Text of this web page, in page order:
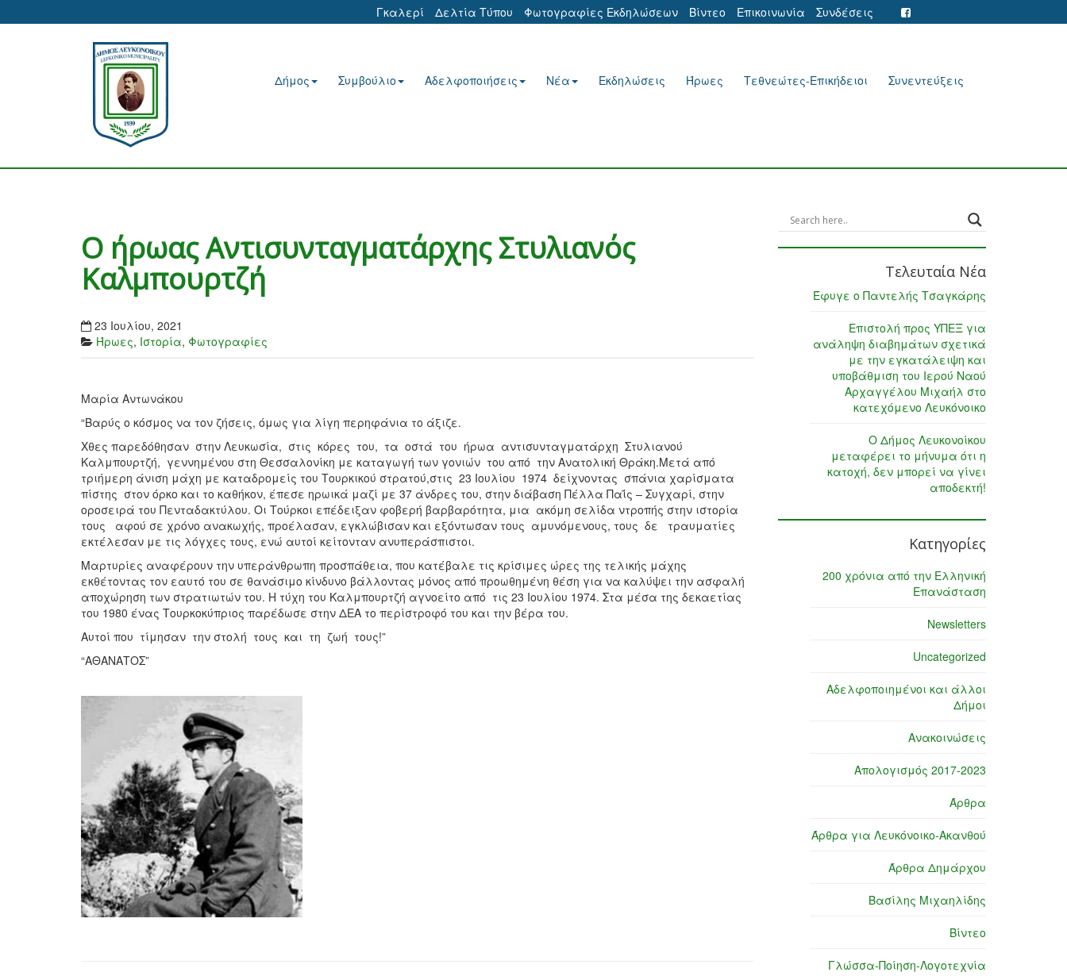
Γκαλερί Δελτία Τύπου Φωτογραφίες Εκδηλώσεων Βίντεο Επικοινωνία Συνδέσεις
Δήμος Συμβούλιο Αδελφοποιήσεις Νέα Εκδηλώσεις Ήρωες Τεθνεώτες-Επικήδειοι Συνεντεύξεις
Ο ήρωας Αντισυνταγματάρχης Στυλιανός
Καλμπουρτζή
23 Ιουλίου, 2021
Ήρωες, Ιστορία, Φωτογραφίες
Μαρία Αντωνάκου
“Βαρύς ο κόσμος να τον ζήσεις, όμως για λίγη περηφάνια το άξιζε.
Χθες παρεδόθησαν στην Λευκωσία, στις κόρες του, τα οστά του ήρωα αντισυνταγματάρχη Στυλιανού
Καλμπουρτζή, γεννημένου στη Θεσσαλονίκη με καταγωγή των γονιών του από την Ανατολική Θράκη.Μετά από
τριήμερη άνιση μάχη με καταδρομείς του Τουρκικού στρατού,στις 23 Ιουλίου 1974 δείχνοντας σπάνια χαρίσματα
πίστης στον όρκο και το καθήκον, έπεσε ηρωικά μαζί με 37 άνδρες του, στην διάβαση Πέλλα Παΐς – Συγχαρί, στην
οροσειρά του Πενταδακτύλου. Οι Τούρκοι επέδειξαν φοβερή βαρβαρότητα, μια ακόμη σελίδα ντροπής στην ιστορία
τους αφού σε χρόνο ανακωχής, προέλασαν, εγκλώβισαν και εξόντωσαν τους αμυνόμενους, τους δε τραυματίες
εκτέλεσαν με τις λόγχες τους, ενώ αυτοί κείτονταν ανυπεράσπιστοι.
Μαρτυρίες αναφέρουν την υπεράνθρωπη προσπάθεια, που κατέβαλε τις κρίσιμες ώρες της τελικής μάχης
εκθέτοντας τον εαυτό του σε θανάσιμο κίνδυνο βάλλοντας μόνος από προωθημένη θέση για να καλύψει την ασφαλή
αποχώρηση των στρατιωτών του. Η τύχη του Καλμπουρτζή αγνοείτο από τις 23 Ιουλίου 1974. Στα μέσα της δεκαετίας
του 1980 ένας Τουρκοκύπριος παρέδωσε στην ΔΕΑ το περίστροφό του και την βέρα του.
Αυτοί που τίμησαν την στολή τους και τη ζωή τους!”
“ΑΘΑΝΑΤΟΣ”
Τελευταία Νέα
Έφυγε ο Παντελής Τσαγκάρης
Επιστολή προς ΥΠΕΞ για
ανάληψη διαβημάτων σχετικά
με την εγκατάλειψη και
υποβάθμιση του Ιερού Ναού
Αρχαγγέλου Μιχαήλ στο
κατεχόμενο Λευκόνοικο
Ο Δήμος Λευκονοίκου
μεταφέρει το μήνυμα ότι η
κατοχή, δεν μπορεί να γίνει
αποδεκτή!
Κατηγορίες
200 χρόνια από την Ελληνική
Επανάσταση
Newsletters
Uncategorized
Αδελφοποιημένοι και άλλοι
Δήμοι
Ανακοινώσεις
Απολογισμός 2017-2023
Άρθρα
Άρθρα για Λευκόνοικο-Ακανθού
Άρθρα Δημάρχου
Βασίλης Μιχαηλίδης
Βίντεο
Γλώσσα-Ποίηση-Λογοτεχνία